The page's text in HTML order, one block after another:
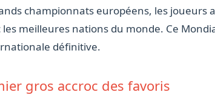
championnats européens, les joueurs
meilleures nations du monde. Ce
définitive.
gros accroc des favoris